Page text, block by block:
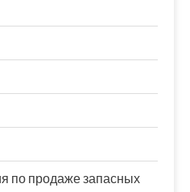
по продаже запасных